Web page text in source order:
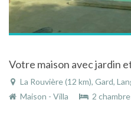
La Rouvière (12 km), Gard,
Maison - Villa
2